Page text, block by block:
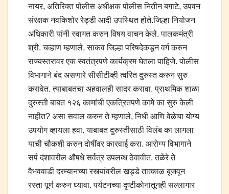
नायर, अतिरिक्त पोलीस अधीक्षक पोलीस नितीन बगाटे, उपवन
संरक्षक नवकिशोर रेड्डी आदी उपस्थित होते.जिल्हा नियोजन
अधिकारी यांनी स्वागत करुन विषय वाचन केले. पालकमंत्री
श्री. चव्हाण म्हणाले, साकव जिल्हा परिषदेकडून वर्ग करुन
राज्यस्तरावर एक स्वतंत्रपणे कार्यक्रम घेतला पाहिजे. पोलीस
विभागाने बंद असणारे सीसीटीव्ही त्वरित दुरुस्त करुन सुरु
करावेत. त्याबाबतचा अहवालही सादर करावा. प्राथमिक शाळा
दुरुस्ती बाबत १२६ कामांची एकत्रितपणे कामे का सुरु केली
नाहीत? असा सवाल करुन ते म्हणाले, निधी आणि वेळेचा योग्य
उपयोग व्हायला हवा. याबाबत दुरुस्तीसाठी विलंब का लागला
याची चौकशी करुन दोषींवर कारवाई करा. आरोग्य विभागाने
सर्प दंशावरील औषधे सर्वत्र उपलब्ध ठेवावीत. तळेरे ते
वैभववाडी दरम्यानच्या रस्त्यांवरील खड्डे तात्काळ बूजवून
रस्ता पूर्ण करुन घ्यावा. पर्यटनच्या दृष्टीकोनातूनही सल्लागार